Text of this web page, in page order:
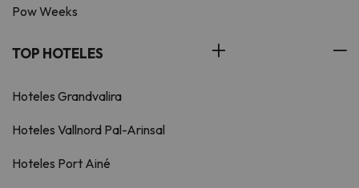
Pow Weeks
TOP HOTELES
Hoteles Grandvalira
Hoteles Vallnord Pal-Arinsal
Hoteles Port Ainé